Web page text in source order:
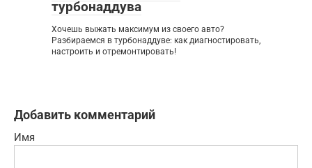
турбонаддува
Хочешь выжать максимум из своего авто?
Разбираемся в турбонаддуве: как диагностировать,
настроить и отремонтировать!
Добавить комментарий
Имя